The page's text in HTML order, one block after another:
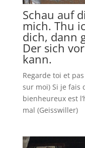
Schau auf
mich. Thu
dich, dann
Der sich
kann.
Regarde toi et
sur moi) Si je fais
bienheureux est
mal (Geisswiller)